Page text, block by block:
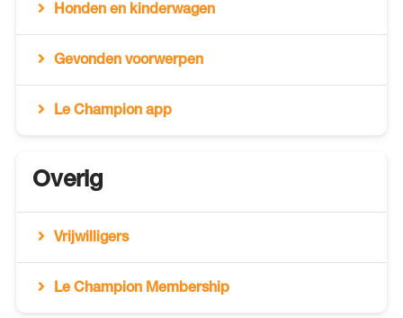
Honden en kinderwagen
Gevonden voorwerpen
Le Champion app
Overig
Vrijwilligers
Le Champion Membership